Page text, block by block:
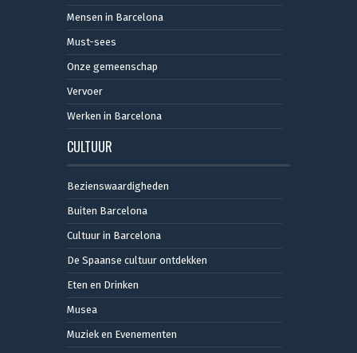
Mensen in Barcelona
Must-sees
Onze gemeenschap
Vervoer
Werken in Barcelona
CULTUUR
Bezienswaardigheden
Buiten Barcelona
Cultuur in Barcelona
De Spaanse cultuur ontdekken
Eten en Drinken
Musea
Muziek en Evenementen